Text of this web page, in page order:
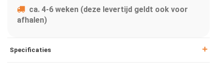
ca. 4-6 weken (deze levertijd geldt ook voor
afhalen)
Specificaties